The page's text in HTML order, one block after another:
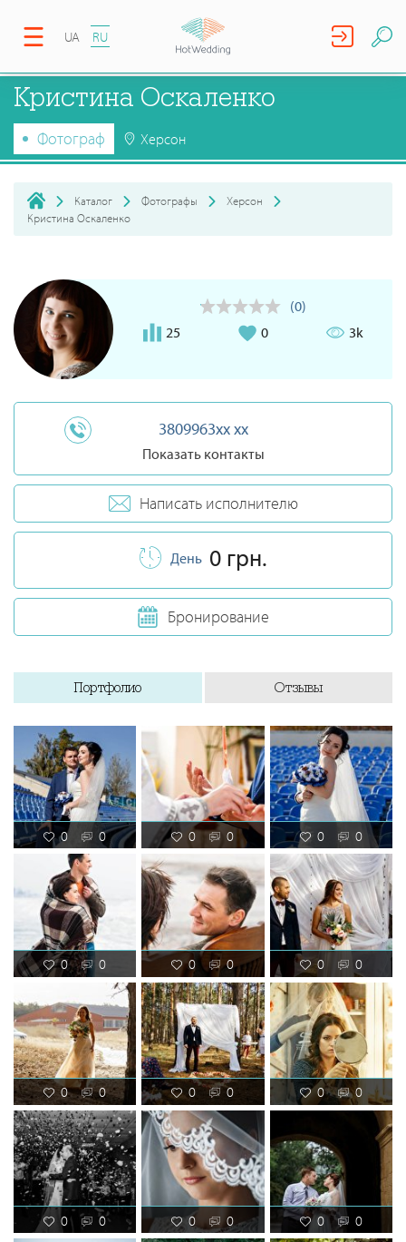
UA RU
Кристина Оскаленко
Фотограф Херсон
Каталог Фотографы
Херсон
Кристина Оскаленко
(0)
25
0 3k
3809963xx xx
Показать контакты
Написать исполнителю
День 0 грн.
Бронирование
Портфолио Отзывы
0 0 0 0 0 0
0 0 0 0 0 0
0 0 0 0 0 0
0 0 0 0 0 0